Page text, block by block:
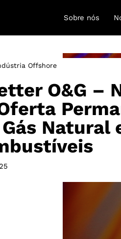
Sobre nós
Offshore
O&G –
Gás Natural